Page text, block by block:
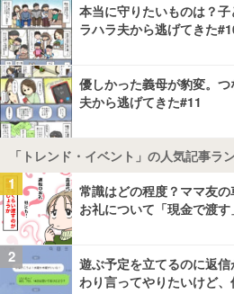
本当に守りたいものは？
ラハラ夫から逃げてきた
優しかった義母が豹変。
夫から逃げてきた#11
「トレンド・イベント」の人気記事ラ
1
常識はどの程度？ママ友
お礼について「現金で渡す
2
遊ぶ予定を立てるのに返
わり言ってやりたいけど